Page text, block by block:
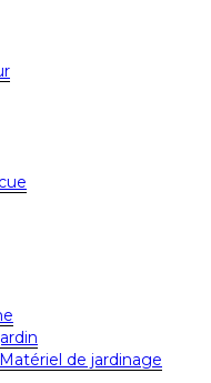
de jardinage